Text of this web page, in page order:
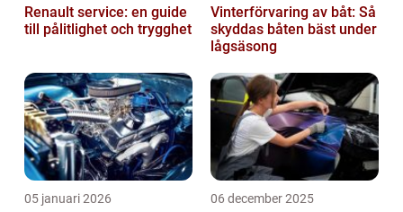
Renault service: en guide
till pålitlighet och trygghet
Vinterförvaring av båt: Så
skyddas båten bäst under
lågsäsong
05 januari 2026 06 december 2025